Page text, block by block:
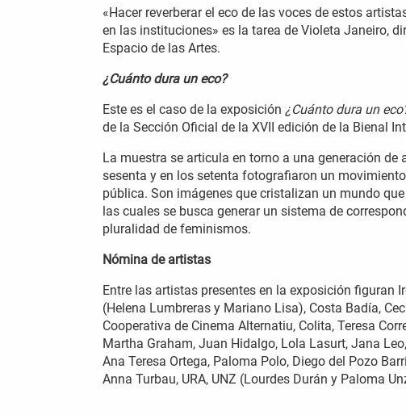
«Hacer reverberar el eco de las voces de estos
en las instituciones» es la tarea de Violeta Janeiro,
Espacio de las Artes.
¿Cuánto dura un eco?
Este es el caso de la exposición ¿Cuánto dura un
de la Sección Oficial de la XVII edición de la Bienal
La muestra se articula en torno a una generación
sesenta y en los setenta fotografiaron un
pública. Son imágenes que cristalizan un mundo
las cuales se busca generar un sistema de
pluralidad de feminismos.
Nómina de artistas
Entre las artistas presentes en la exposición figuran
(Helena Lumbreras y Mariano Lisa), Costa Badía,
Cooperativa de Cinema Alternatiu, Colita, Teresa
Martha Graham, Juan Hidalgo, Lola Lasurt, Jana
Ana Teresa Ortega, Paloma Polo, Diego del Pozo
Anna Turbau, URA, UNZ (Lourdes Durán y Paloma